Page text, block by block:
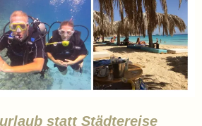
statt Städtereise